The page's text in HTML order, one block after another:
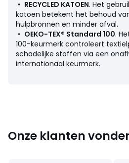
Samenstelling en onderhoud
• 100% katoen
• Minstens 20 % gerecycled
• Machinewas op 30° delicaat
• Niet drogen in de droogtrommel
• Geen droogkuis
kenmerken
• Herkomst van de productie
• RECYCLED KATOEN. Het
katoen betekent het behoud
hulpbronnen en minder afval.
• OEKO-TEX® Standard 100.
100-keurmerk controleert
schadelijke stoffen via een
internationaal keurmerk.
Onze klanten